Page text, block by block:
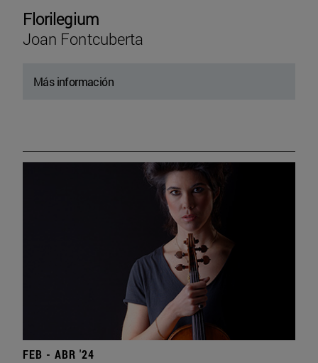
Florilegium
Joan Fontcuberta
Más información
FEB - ABR '24